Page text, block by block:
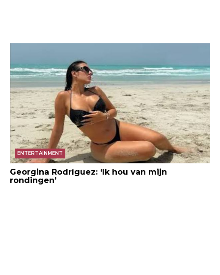
ENTERTAINMENT
Georgina Rodríguez: ‘Ik hou van mijn
rondingen’